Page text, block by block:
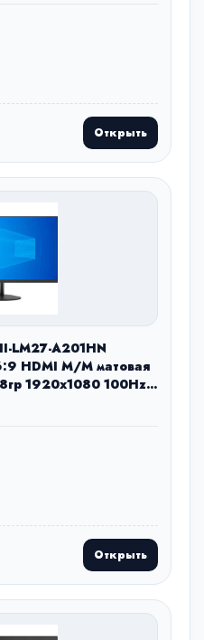
Открыть
LM27-A201HN
HDMI M/M матовая
1920x1080 100Hz
Открыть